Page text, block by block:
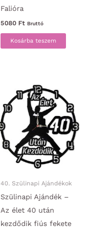
Falióra
5080 Ft Bruttó
Kosárba teszem
40. Szülinapi Ajándékok
Szülinapi Ajándék –
Az élet 40 után
kezdődik fiús fekete